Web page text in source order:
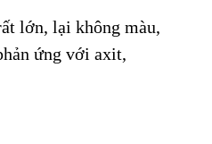
lớn, lại không màu,
ứng với axit,